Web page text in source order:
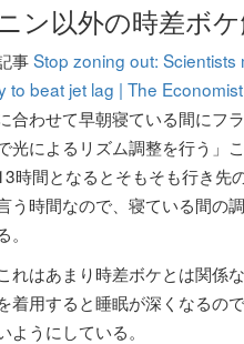
ン以外の時差ボ
事Stop zoning out: Scientists
to beat jet lag | The Economist
合わせて早朝寝ている間にフ
光によるリズム調整を行う」
時間となるとそもそも行き先
う時間なので、寝ている間の
れはあまり時差ボケとは関係
着用すると睡眠が深くなるの
ようにしている。